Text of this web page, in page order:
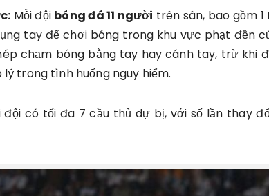
Mỗi đội bóng đá 11 người trên sân, bao gồm
tay để chơi bóng trong khu vực phạt đền
chạm bóng bằng tay hay cánh tay, trừ khi
trong tình huống nguy hiểm.
đội có tối đa 7 cầu thủ dự bị, với số lần thay